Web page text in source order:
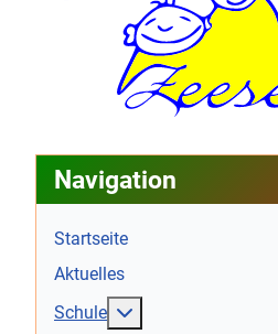
Navigation
Startseite
Aktuelles
Schule